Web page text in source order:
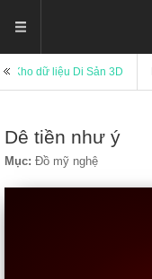
Kho dữ liệu Di Sản 3D
Dê tiền như ý
Mục: Đồ mỹ nghệ